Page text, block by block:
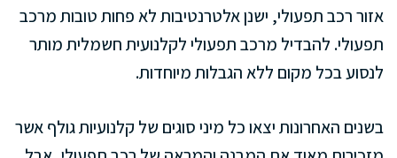
אזור רכב תפעולי, ישנן אלטרנטיבות לא פחות טובות מרכב
תפעולי. להבדיל מרכב תפעולי לקלנועית חשמלית מותר
לנסוע בכל מקום ללא הגבלות מיוחדות.
בשנים האחרונות יצאו כל מיני סוגים של קלנועיות גולף אשר